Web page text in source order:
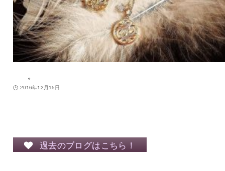
。
2016年12月15日
過去のブログはこちら！